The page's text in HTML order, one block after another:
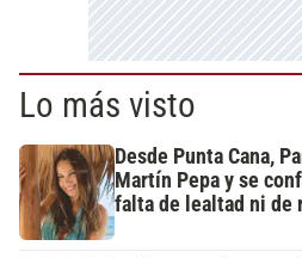
Lo más visto
Desde Punta Cana,
Martín Pepa y se
falta de lealtad ni de